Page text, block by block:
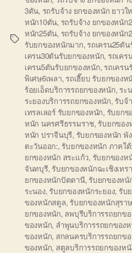
Tags
3ตัน, รถรับจ้าง ยกของหนัก ยาวใ
หนัก10ตัน, รถรับจ้าง ยกของหนัก
หนัก25ตัน, รถรับจ้าง ยกของหนัก
รับยกของหนักมาก, รถเครน25ตั
เครน30ตันรับยกของหนัก, รถเค
เครน5ตันรับยกของหนัก, รถเคร
พิเศษ6เพลา, รถเฮี๊ยบ รับยกของห
ร้อยเอ็ดบริการรถยกของหนัก, ระ
ระยองบริการรถยกของหนัก, รับจ้
เทรลเลอร์ รับยกของหนัก, รับยก
หนัก นครศรีธรรมราช, รับยกของ
หนัก ปราจีนบุรี, รับยกของหนัก พัง
ตะวันออก:, รับยกของหนัก ภาคใต้:
ยกของหนัก สระแก้ว, รับยกของห
จันทบุรี, รับยกของหนักฉะเชิงเทรา
ยกของหนักปัตตานี, รับยกของหนั
ระนอง, รับยกของหนักระยอง, รับ
ของหนักสตูล, รับยกของหนักสุรา
ยกของหนัก, ลพบุรีบริการรถยกข
ของหนัก, ลำพูนบริการรถยกของ
ของหนัก, สกลนครบริการรถยกข
ของหนัก, สตูลบริการรถยกของห